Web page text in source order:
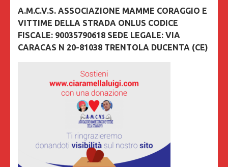
A.M.C.V.S. ASSOCIAZIONE MAMME CORAGGIO E
VITTIME DELLA STRADA ONLUS CODICE
FISCALE: 90035790618 SEDE LEGALE: VIA
CARACAS N 20-81038 TRENTOLA DUCENTA (CE)